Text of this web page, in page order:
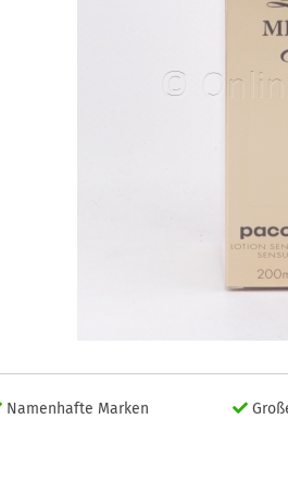
Namenhafte Marken